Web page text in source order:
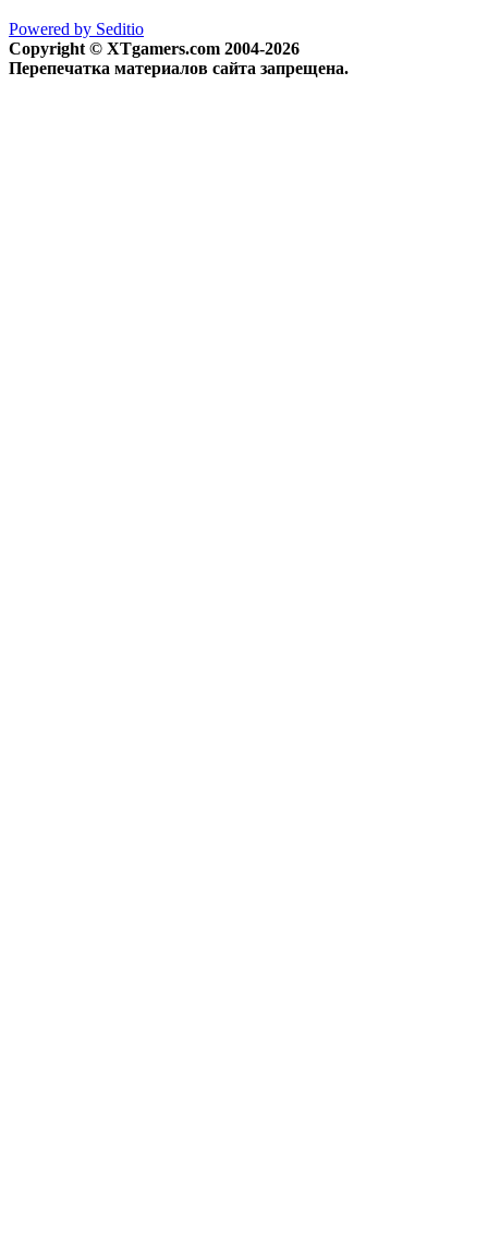
Powered by Seditio
Copyright © XTgamers.com 2004-2026
Перепечатка материалов сайта запрещена.